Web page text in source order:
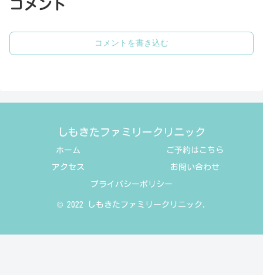
コメント
コメントを書き込む
しもきたファミリークリニック
ホーム ご予約はこちら
アクセス お問い合わせ
プライバシーポリシー
© 2022 しもきたファミリークリニック.